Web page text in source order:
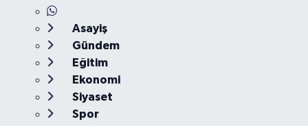
Asayiş
Gündem
Eğitim
Ekonomi
Siyaset
Spor